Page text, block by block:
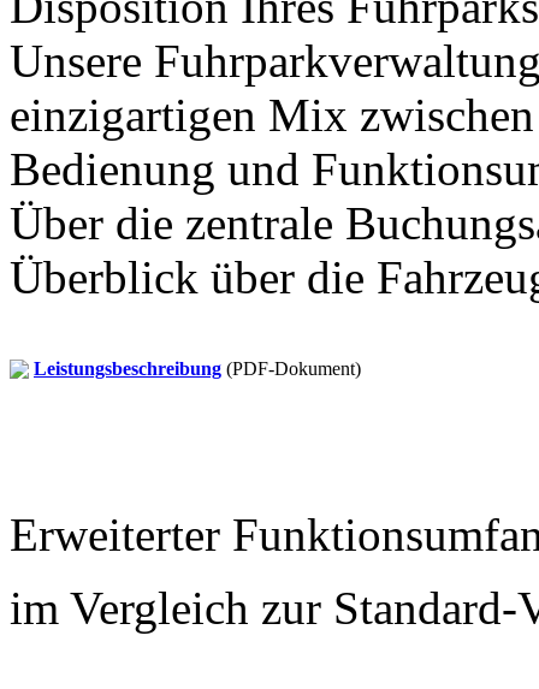
Unsere
einzigartigen Mix
Bedienung und
Über die zentrale
Überblick über die
Leistungsbeschreibung (PDF-Dokument)
Erweiterter
im Vergleich zur Standard-